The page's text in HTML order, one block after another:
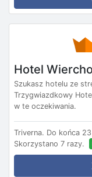
Hotel
Szukasz hotelu ze
Trzygwiazdkowy
w te oczekiwania.
Triverna. Do końca
Skorzystano 7 razy.